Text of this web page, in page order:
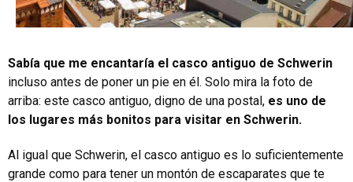
Sabía que me encantaría el casco antiguo de Schwerin
incluso antes de poner un pie en él. Solo mira la foto de
arriba: este casco antiguo, digno de una postal, es uno de
los lugares más bonitos para visitar en Schwerin.
Al igual que Schwerin, el casco antiguo es lo suficientemente
grande como para tener un montón de escaparates que te